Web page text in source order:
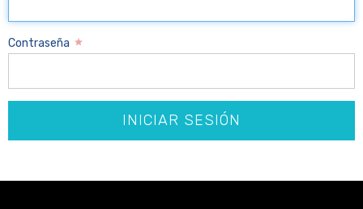
Contraseña
INICIAR SESIÓN